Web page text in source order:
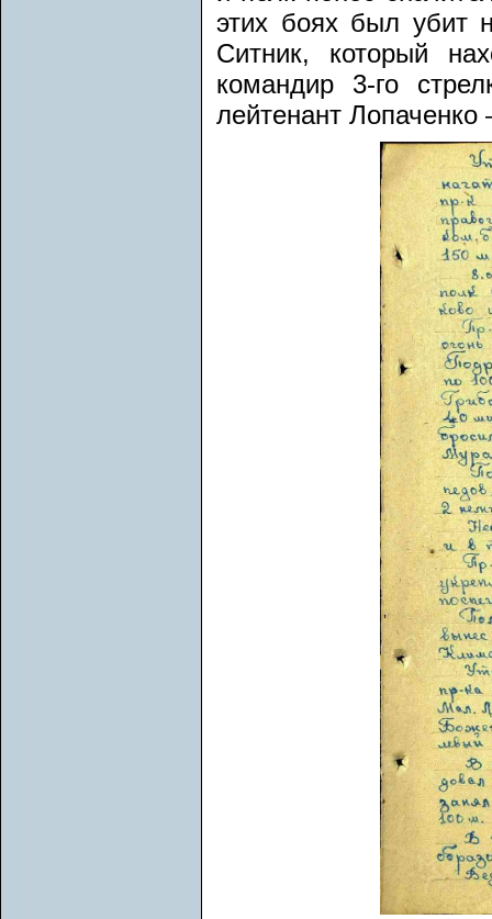
этих боях был убит
Ситник, который
командир 3-го
лейтенант